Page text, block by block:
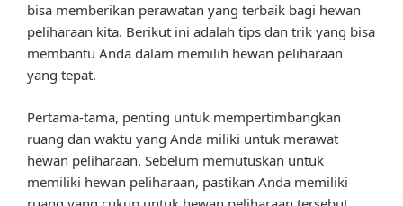
bisa memberikan perawatan yang terbaik bagi hewan
peliharaan kita. Berikut ini adalah tips dan trik yang bisa
membantu Anda dalam memilih hewan peliharaan
yang tepat.
Pertama-tama, penting untuk mempertimbangkan
ruang dan waktu yang Anda miliki untuk merawat
hewan peliharaan. Sebelum memutuskan untuk
memiliki hewan peliharaan, pastikan Anda memiliki